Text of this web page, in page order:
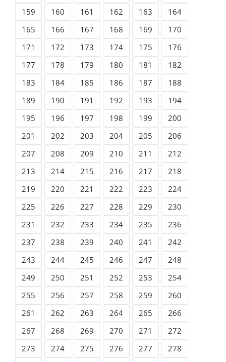
159
160 161 162 163
164
165
166 167 168 169
170
171
172 173 174 175
176
177
178 179 180 181
182
183
184 185 186 187
188
189
190 191 192 193
194
195
196 197 198 199
200
201
202 203 204 205
206
207
208 209 210 211
212
213
214 215 216 217
218
219
220 221 222 223
224
225
226 227 228 229
230
231
232 233 234 235
236
237
238 239 240 241
242
243
244 245 246 247
248
249
250 251 252 253
254
255
256 257 258 259
260
261
262 263 264 265
266
267
268 269 270 271
272
273
274 275 276 277
278